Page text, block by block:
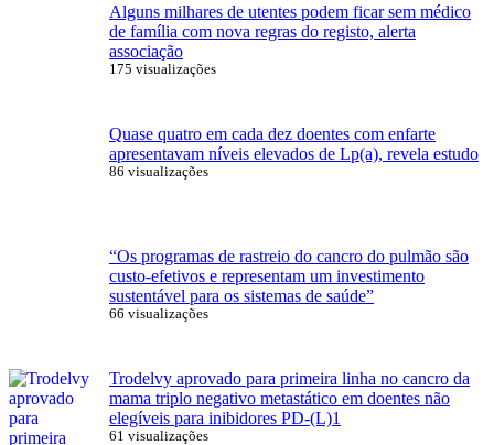
Alguns milhares de utentes podem ficar sem médico
de família com nova regras do registo, alerta
associação
175 visualizações
Quase quatro em cada dez doentes com enfarte
apresentavam níveis elevados de Lp(a), revela estudo
86 visualizações
“Os programas de rastreio do cancro do pulmão são
custo-efetivos e representam um investimento
sustentável para os sistemas de saúde”
66 visualizações
Trodelvy aprovado para primeira linha no cancro da
mama triplo negativo metastático em doentes não
elegíveis para inibidores PD-(L)1
61 visualizações